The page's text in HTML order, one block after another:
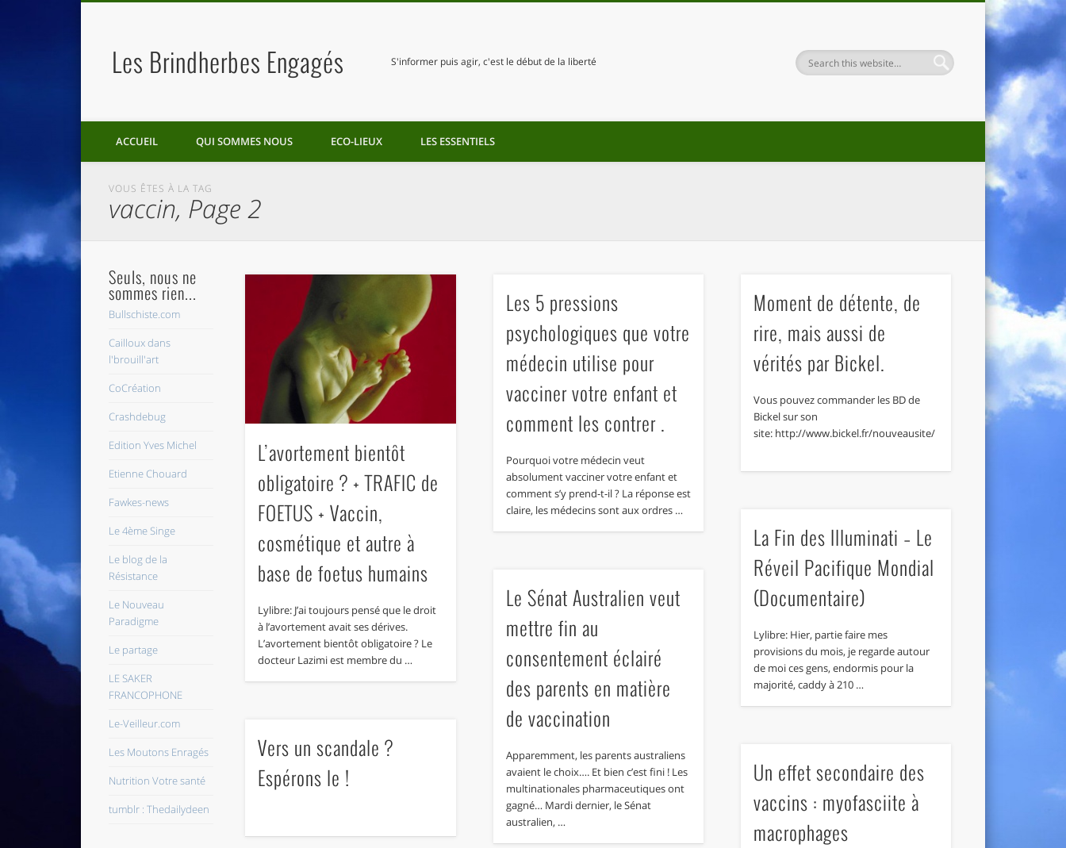
Les Brindherbes Engagés S'informer puis agir, c'est le début de la liberté
ACCUEIL QUI SOMMES NOUS ECO-LIEUX LES ESSENTIELS
VOUS ÊTES À LA TAG
vaccin, Page 2
L’avortement bientôt
obligatoire ? + TRAFIC de
FOETUS + Vaccin,
cosmétique et autre à
base de foetus humains
Lylibre: J’ai toujours pensé que le droit
à l’avortement avait ses dérives.
L’avortement bientôt obligatoire ? Le
docteur Lazimi est membre du …
Les 5 pressions
psychologiques que votre
médecin utilise pour
vacciner votre enfant et
comment les contrer .
Pourquoi votre médecin veut
absolument vacciner votre enfant et
comment s’y prend-t-il ? La réponse est
claire, les médecins sont aux ordres …
Moment de détente, de
rire, mais aussi de
vérités par Bickel.
Vous pouvez commander les BD de
Bickel sur son
site: http://www.bickel.fr/nouveausite/
La Fin des Illuminati – Le
Réveil Pacifique Mondial
(Documentaire)
Lylibre: Hier, partie faire mes
provisions du mois, je regarde autour
de moi ces gens, endormis pour la
majorité, caddy à 210 …
Le Sénat Australien veut
mettre fin au
consentement éclairé
des parents en matière
de vaccination
Apparemment, les parents australiens
avaient le choix…. Et bien c’est fini ! Les
multinationales pharmaceutiques ont
gagné… Mardi dernier, le Sénat
australien, …
Vers un scandale ?
Espérons le !
Un effet secondaire des
vaccins : myofasciite à
macrophages
Seuls, nous ne
sommes rien...
Bullschiste.com
Cailloux dans
l'brouill'art
CoCréation
Crashdebug
Edition Yves Michel
Etienne Chouard
Fawkes-news
Le 4ème Singe
Le blog de la
Résistance
Le Nouveau
Paradigme
Le partage
LE SAKER
FRANCOPHONE
Le-Veilleur.com
Les Moutons Enragés
Nutrition Votre santé
tumblr : Thedailydeen